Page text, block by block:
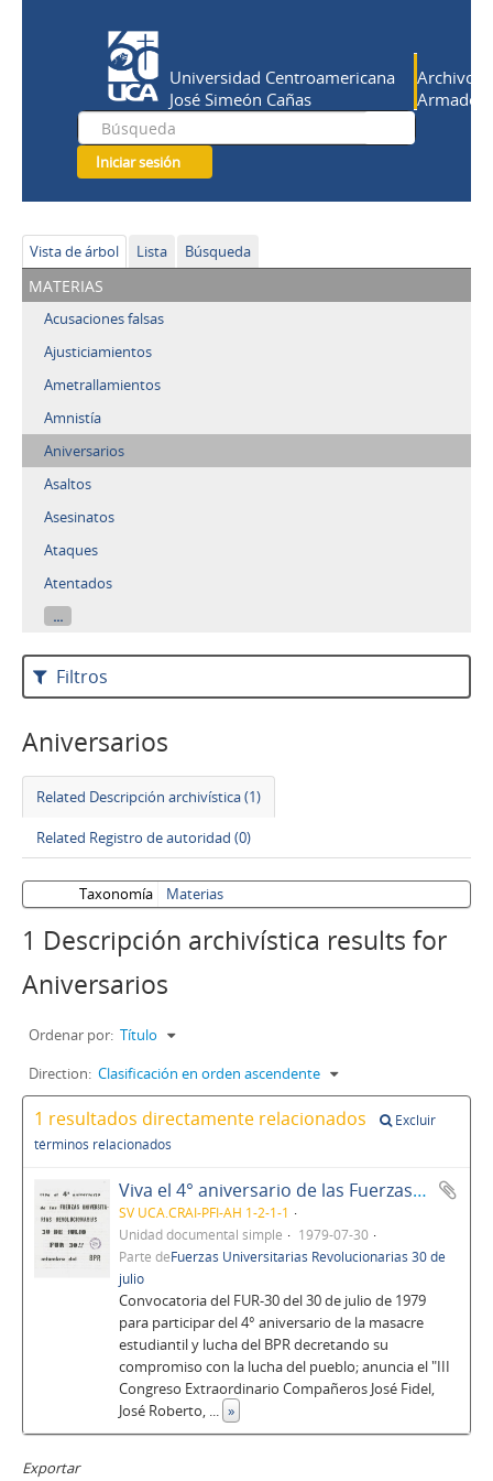
Universidad Centroamericana
José Simeón Cañas
Archivo
Armado
Iniciar sesión
Vista de árbol Lista Búsqueda
materias
Acusaciones falsas
Ajusticiamientos
Ametrallamientos
Amnistía
Aniversarios
Asaltos
Asesinatos
Ataques
Atentados
...
Filtros
Aniversarios
Related Descripción archivística (1)
Related Registro de autoridad (0)
Taxonomía Materias
1 Descripción archivística results for
Aniversarios
Ordenar por: Título
Direction: Clasificación en orden ascendente
1 resultados directamente relacionados
Excluir
términos relacionados
Viva el 4° aniversario de las Fuerzas Universitarias Revolucionarias 30 de Julio
SV UCA.CRAI-PFI-AH 1-2-1-1
Unidad documental simple
1979-07-30
Parte deFuerzas Universitarias Revolucionarias 30 de
julio
Convocatoria del FUR-30 del 30 de julio de 1979
para participar del 4° aniversario de la masacre
estudiantil y lucha del BPR decretando su
compromiso con la lucha del pueblo; anuncia el "III
Congreso Extraordinario Compañeros José Fidel,
José Roberto, ... »
Exportar